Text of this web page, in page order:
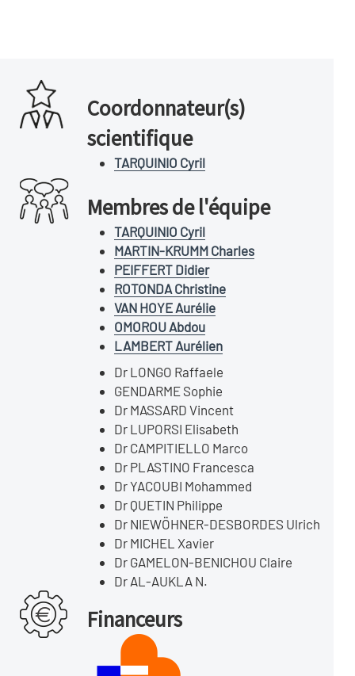
Coordonnateur(s)
scientifique
TARQUINIO Cyril
Membres de l'équipe
TARQUINIO Cyril
MARTIN-KRUMM Charles
PEIFFERT Didier
ROTONDA Christine
VAN HOYE Aurélie
OMOROU Abdou
LAMBERT Aurélien
Dr LONGO Raffaele
GENDARME Sophie
Dr MASSARD Vincent
Dr LUPORSI Elisabeth
Dr CAMPITIELLO Marco
Dr PLASTINO Francesca
Dr YACOUBI Mohammed
Dr QUETIN Philippe
Dr NIEWÖHNER-DESBORDES Ulrich
Dr MICHEL Xavier
Dr GAMELON-BENICHOU Claire
Dr AL-AUKLA N.
Financeurs